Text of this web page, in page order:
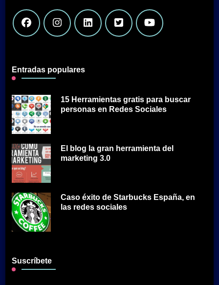
Entradas populares
15 Herramientas gratis para buscar
personas en Redes Sociales
El blog la gran herramienta del
marketing 3.0
Caso éxito de Starbucks España, en
las redes sociales
Suscríbete